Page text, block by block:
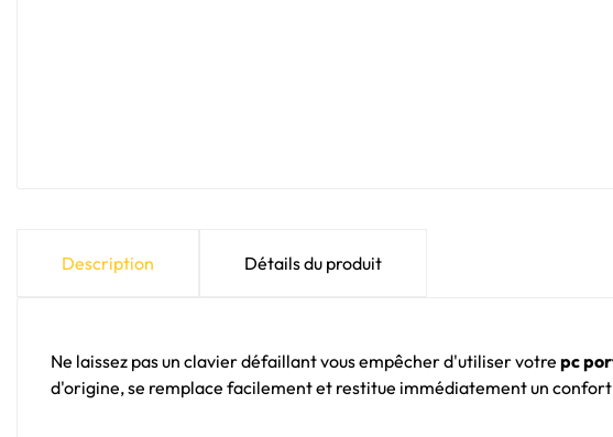
Description Détails du produit
Ne laissez pas un clavier défaillant vous empêcher d'utiliser votre pc
d'origine, se remplace facilement et restitue immédiatement un